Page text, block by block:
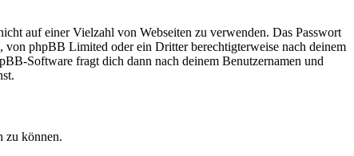
auf einer Vielzahl von Webseiten zu verwenden. Das Passwort
von phpBB Limited oder ein Dritter berechtigterweise nach deinem
Software fragt dich dann nach deinem Benutzernamen und
zu können.